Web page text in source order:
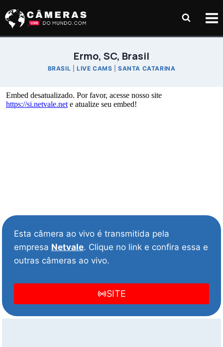
para
Ermo, SC, Brasil
BRASIL LIVE CAMS |SANTA CATARINA
Esta câmera ao vivo é transmitida pela
empresa Netvale. Clique no link e confira essa e
outras câmeras ao vivo.
SITE